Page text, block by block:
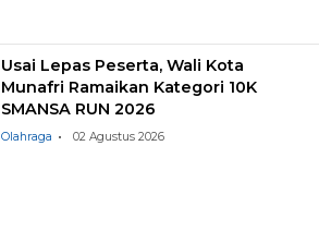
Usai Lepas Peserta, Wali Kota
Munafri Ramaikan Kategori 10K
SMANSA RUN 2026
Olahraga 02 Agustus 2026